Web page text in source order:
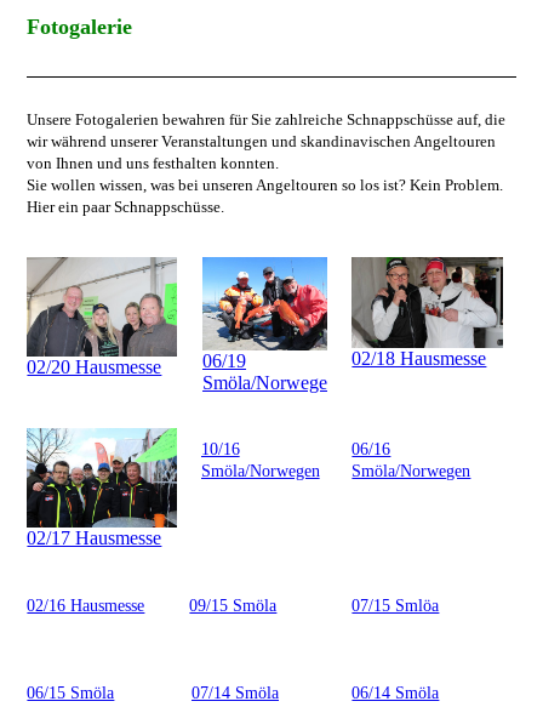
Fotogalerie
Unsere Fotogalerien bewahren für Sie zahlreiche Schnappschüsse auf, die
wir während unserer Veranstaltungen und skandinavischen Angeltouren
von Ihnen und uns festhalten konnten.
Sie wollen wissen, was bei unseren Angeltouren so los ist? Kein Problem.
Hier ein paar Schnappschüsse.
02/20 Hausmesse
06/19
Smöla/Norwegen
02/18 Hausmesse
02/17 Hausmesse
10/16
Smöla/Norwegen
06/16
Smöla/Norwegen
02/16 Hausmesse 09/15 Smöla 07/15 Smlöa
06/15 Smöla 07/14 Smöla 06/14 Smöla